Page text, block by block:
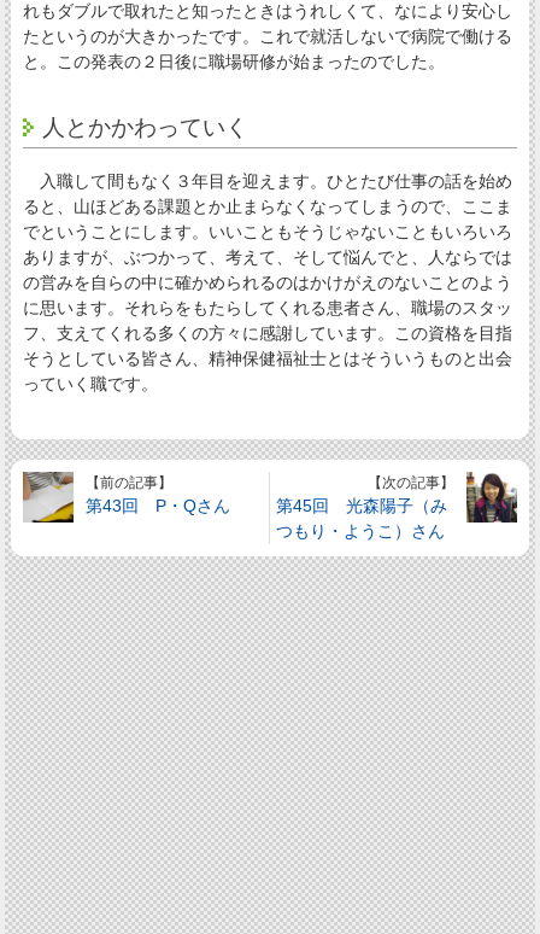
れもダブルで取れたと知ったときはうれしくて、なにより安心し
たというのが大きかったです。これで就活しないで病院で働ける
と。この発表の２日後に職場研修が始まったのでした。
人とかかわっていく
入職して間もなく３年目を迎えます。ひとたび仕事の話を始め
ると、山ほどある課題とか止まらなくなってしまうので、ここま
でということにします。いいこともそうじゃないこともいろいろ
ありますが、ぶつかって、考えて、そして悩んでと、人ならでは
の営みを自らの中に確かめられるのはかけがえのないことのよう
に思います。それらをもたらしてくれる患者さん、職場のスタッ
フ、支えてくれる多くの方々に感謝しています。この資格を目指
そうとしている皆さん、精神保健福祉士とはそういうものと出会
っていく職です。
【前の記事】
第43回 P・Qさん
【次の記事】
第45回 光森陽子（み
つもり・ようこ）さん